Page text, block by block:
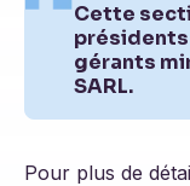
Cette
présidents
gérants
SARL.
Pour plus de